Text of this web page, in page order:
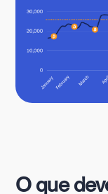
O que